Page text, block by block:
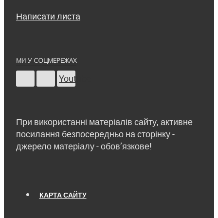
Написати листа
МИ У СОЦМЕРЕЖАХ
Youtube
При використанні матеріалів сайту, активне
посилання безпосередньо на сторінку -
джерело матеріалу - обов’язкове!
КАРТА САЙТУ